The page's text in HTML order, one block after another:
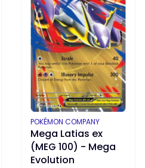
Mega Latias ex
(MEG 100) - Mega
Evolution
PRODUCENT
POKÉMON COMPANY